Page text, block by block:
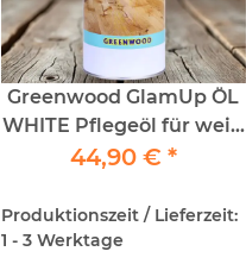
Greenwood GlamUp ÖL
WHITE Pflegeöl für weiß
geölte Parkettböden 1lt
44,90 € *
Produktionszeit / Lieferzeit:
1 - 3 Werktage